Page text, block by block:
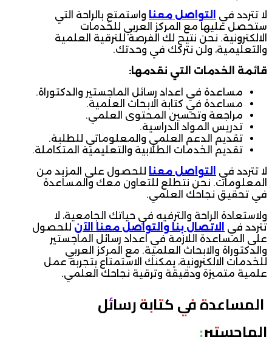
لا تتردد في
التواصل معنا واستمتع بالراحة التي
ستحصل عليها مع المركز العربي للخدمات
الالكترونية. نحن نتيح لك الفرصة للترقية العلمية
والتعليمية، ولن نتركك في وحدتك.
قائمة الخدمات التي نقدمها:
مساعدة في اعداد رسائل الماجستير والدكتوراة.
مساعدة في كتابة الابحاث العلمية.
مراجعة وتحسين المحتوى العلمي.
تدريس المواد الدراسية.
تقديم الدعم العلمي والمعلوماتي للطلبة.
تقديم الخدمات الطلابية والتعليمية المتكاملة.
لا تتردد في
التواصل معنا للحصول على المزيد من
المعلومات. نحن نتطلع للتعاون معك والمساعدة
في تحقيق نجاحك العلمي.
ولاستعادة الراحة والترفيه في حياتك الجامعية، لا
تتردد في
الاتصال بنا والتواصل معنا الآن للحصول
على المساعدة اللازمة في اعداد رسائل الماجستير
والدكتوراة والابحاث العلمية. مع المركز العربي
للخدمات الالكترونية، يمكنك الاستمتاع بتجربة عمل
علمية متميزة ودقيقة وترقية نجاحك العلمي.
المساعدة في كتابة رسائل